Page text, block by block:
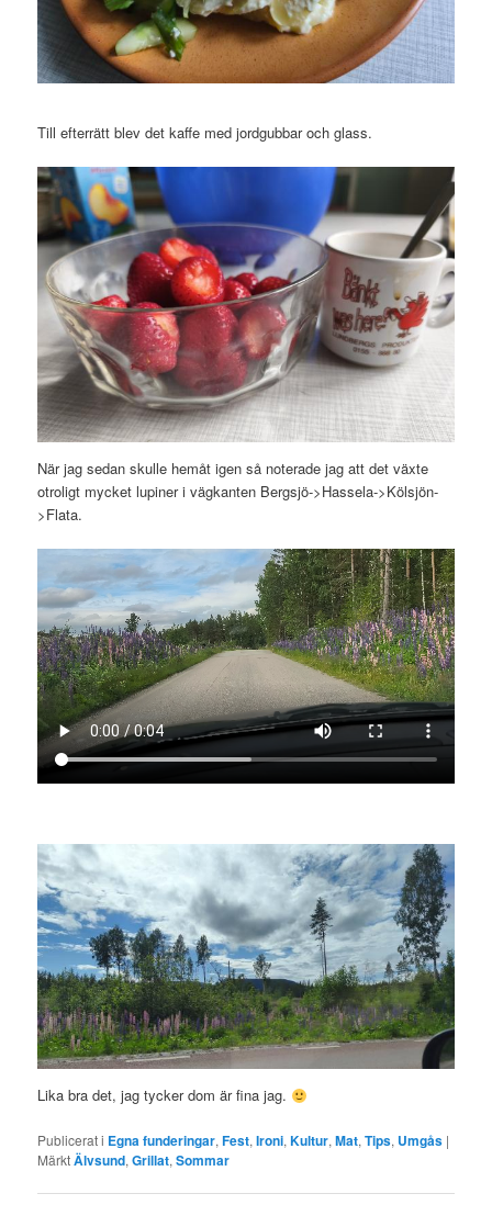
Till efterrätt blev det kaffe med jordgubbar och glass.
När jag sedan skulle hemåt igen så noterade jag att det växte
otroligt mycket lupiner i vägkanten Bergsjö->Hassela->Kölsjön-
>Flata.
Lika bra det, jag tycker dom är fina jag.
Publicerat i Egna funderingar,Fest,Ironi,Kultur,Mat,Tips, Umgås |
MärktÄlvsund,Grillat,Sommar